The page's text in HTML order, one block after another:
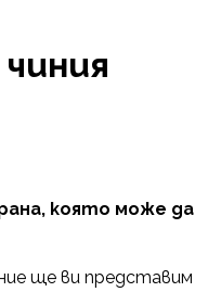
която може да
ще ви представим